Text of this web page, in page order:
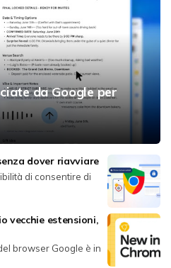
da Google per
dover riavviare
di consentire di
vecchie estensioni,
browser Google è in